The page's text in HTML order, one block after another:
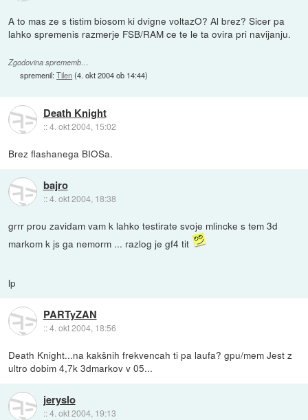
A to mas ze s tistim biosom ki dvigne voltazO? Al brez? Sicer pa
lahko spremenis razmerje FSB/RAM ce te le ta ovira pri navijanju.
Zgodovina sprememb…
spremenil:Tilen(4. okt 2004 ob 14:44)
Death Knight
::4. okt 2004, 15:02
Brez flashanega BIOSa.
bajro
::4. okt 2004, 18:38
grrr prou zavidam vam k lahko testirate svoje mlincke s tem 3d
markom k js ga nemorm ... razlog je gf4 tit
lp
PARTyZAN
::4. okt 2004, 18:56
Death Knight...na kakšnih frekvencah ti pa laufa? gpu/mem Jest z
ultro dobim 4,7k 3dmarkov v 05...
jeryslo
::4. okt 2004, 19:13